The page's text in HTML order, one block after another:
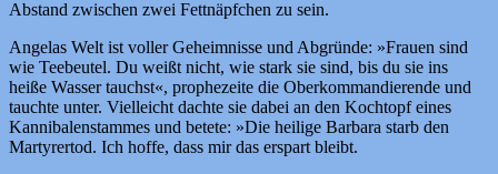
Abstand zwischen zwei Fettnäpfchen zu sein.
Angelas Welt ist voller Geheimnisse und Abgründe: »Frauen sind
wie Teebeutel. Du weißt nicht, wie stark sie sind, bis du sie ins
heiße Wasser tauchst«, prophezeite die Oberkommandierende und
tauchte unter. Vielleicht dachte sie dabei an den Kochtopf eines
Kannibalenstammes und betete: »Die heilige Barbara starb den
Martyrertod. Ich hoffe, dass mir das erspart bleibt.